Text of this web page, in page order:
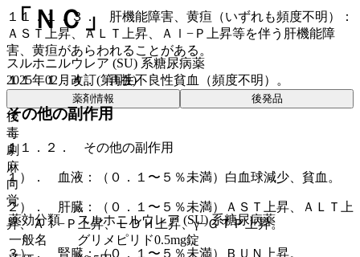
１１．１．３． 肝機能障害、黄疸（いずれも頻度不明）：
ＡＳＴ上昇、ＡＬＴ上昇、Ａｌ−Ｐ上昇等を伴う肝機能障
害、黄疸があらわれることがある。
１１．１．４． 再生不良性貧血（頻度不明）。
その他の副作用
１１．２． その他の副作用
１）． 血液：（０．１〜５％未満）白血球減少、貧血。
２）． 肝臓：（０．１〜５％未満）ＡＳＴ上昇、ＡＬＴ上
昇、Ａｌ−Ｐ上昇、ＬＤＨ上昇、γ−ＧＴＰ上昇。
３）． 腎臓：（０．１〜５％未満）ＢＵＮ上昇。
「ＮＣ」
スルホニルウレア (SU) 系糖尿病薬
2025年02月改訂(第1版)
薬剤情報 後発品
後
毒
劇
麻
向
覚
薬効分類
スルホニルウレア (SU) 系糖尿病薬
一般名
グリメピリド0.5mg錠